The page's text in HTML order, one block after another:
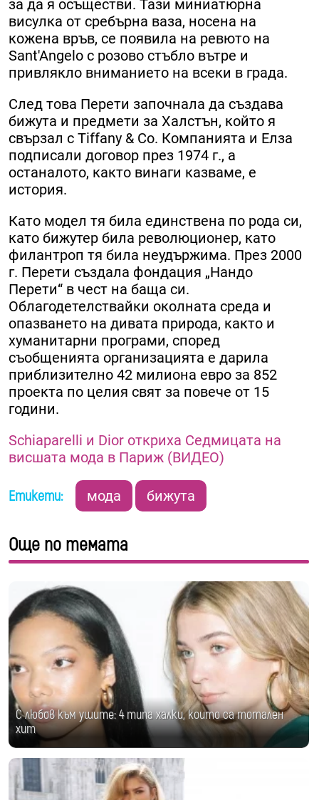
за да я осъществи. Тази миниатюрна
висулка от сребърна ваза, носена на
кожена връв, се появила на ревюто на
Sant'Angelo с розово стъбло вътре и
привлякло вниманието на всеки в града.
След това Перети започнала да създава
бижута и предмети за Халстън, който я
свързал с Tiffany & Co. Компанията и Елза
подписали договор през 1974 г., а
останалото, както винаги казваме, е
история.
Като модел тя била единствена по рода си,
като бижутер била революционер, като
филантроп тя била неудържима. През 2000
г. Перети създала фондация „Нандо
Перети“ в чест на баща си.
Облагодетелствайки околната среда и
опазването на дивата природа, както и
хуманитарни програми, според
съобщенията организацията е дарила
приблизително 42 милиона евро за 852
проекта по целия свят за повече от 15
години.
Schiaparelli и Dior откриха Седмицата на
висшата мода в Париж (ВИДЕО)
Етикети: мода бижута
Още по темата
С любов към ушите: 4 типа халки, които са тотален
хит